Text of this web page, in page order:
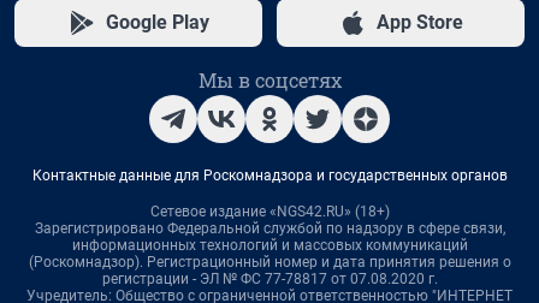
Google Play App Store
Мы в соцсетях
Контактные данные для Роскомнадзора и государственных органов
Сетевое издание «NGS42.RU» (18+)
Зарегистрировано Федеральной службой по надзору в сфере связи,
информационных технологий и массовых коммуникаций
(Роскомнадзор). Регистрационный номер и дата принятия решения о
регистрации - ЭЛ № ФС 77-78817 от 07.08.2020 г.
Учредитель: Общество с ограниченной ответственностью "ИНТЕРНЕТ